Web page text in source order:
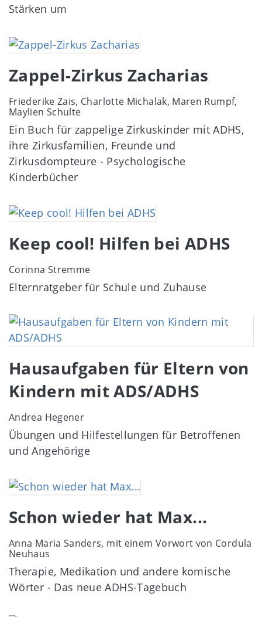
Stärken um
Image
Zappel-Zirkus Zacharias
Friederike Zais, Charlotte Michalak, Maren Rumpf,
Maylien Schulte
Ein Buch für zappelige Zirkuskinder mit ADHS,
ihre Zirkusfamilien, Freunde und
Zirkusdompteure - Psychologische
Kinderbücher
Image
Keep cool! Hilfen bei ADHS
Corinna Stremme
Elternratgeber für Schule und Zuhause
Image
Hausaufgaben für Eltern von
Kindern mit ADS/ADHS
Andrea Hegener
Übungen und Hilfestellungen für Betroffenen
und Angehörige
Image
Schon wieder hat Max...
Anna Maria Sanders, mit einem Vorwort von Cordula
Neuhaus
Therapie, Medikation und andere komische
Wörter - Das neue ADHS-Tagebuch